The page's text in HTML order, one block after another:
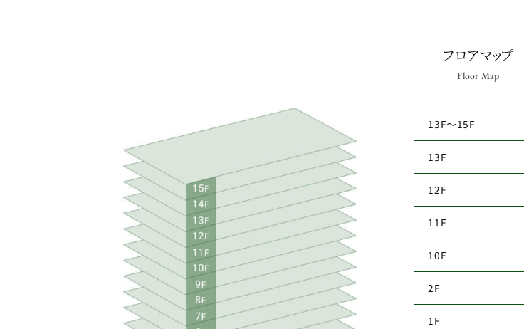
フロアマップ
Floor Map
13F～15F
13F
12F
11F
10F
2F
1F